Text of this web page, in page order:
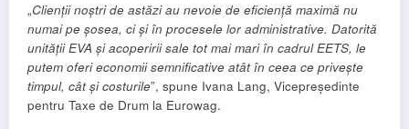
„Clienții noștri de astăzi au nevoie de eficiență maximă nu
numai pe șosea, ci și în procesele lor administrative. Datorită
unității EVA și acoperirii sale tot mai mari în cadrul EETS, le
putem oferi economii semnificative atât în ​​ceea ce privește
timpul, cât și costurile”, spune Ivana Lang, Vicepreședinte
pentru Taxe de Drum la Eurowag.